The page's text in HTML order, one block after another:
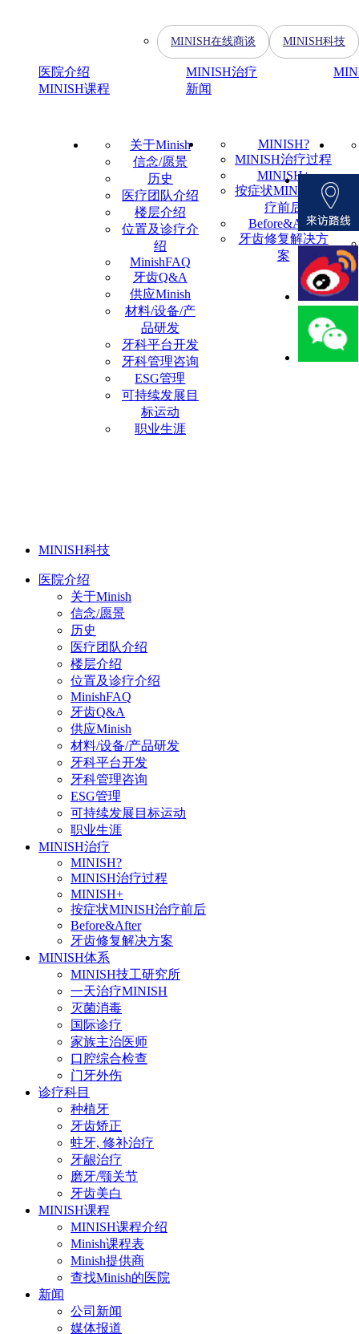
医院介绍 MINISH治疗
MINISH课程
新闻
MINISH在线商谈 MINISH科技
关于Minish
信念/愿景
历史
医疗团队介绍
楼层介绍
位置及诊疗介
绍
MinishFAQ
牙齿Q&A
供应Minish
材料/设备/产
品研发
牙科平台开发
牙科管理咨询
ESG管理
可持续发展目
标运动
职业生涯
MINISH?
MINISH治疗过程
MINISH+
按症状MINISH治
疗前后
Before&After
牙齿修复解决方
案
MINISH科技
医院介绍
关于Minish
信念/愿景
历史
医疗团队介绍
楼层介绍
位置及诊疗介绍
MinishFAQ
牙齿Q&A
供应Minish
材料/设备/产品研发
牙科平台开发
牙科管理咨询
ESG管理
可持续发展目标运动
职业生涯
MINISH治疗
MINISH?
MINISH治疗过程
MINISH+
按症状MINISH治疗前后
Before&After
牙齿修复解决方案
MINISH体系
MINISH技工研究所
一天治疗MINISH
灭菌消毒
国际诊疗
家族主治医师
口腔综合检查
门牙外伤
诊疗科目
种植牙
牙齿矫正
蛀牙, 修补治疗
牙龈治疗
磨牙/颚关节
牙齿美白
MINISH课程
MINISH课程介绍
Minish课程表
Minish提供商
查找Minish的医院
新闻
公司新闻
媒体报道